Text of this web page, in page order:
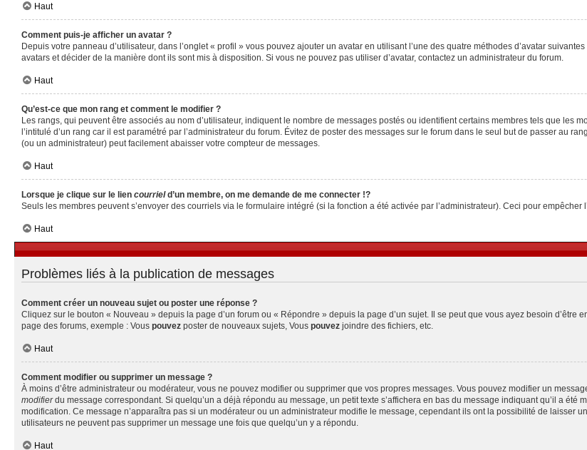
Haut
Comment puis-je afficher un avatar ?
Depuis votre panneau d’utilisateur, dans l’onglet « profil » vous pouvez ajouter un avatar en utilisant l’une des quatre méthodes d’avatar
avatars et décider de la manière dont ils sont mis à disposition. Si vous ne pouvez pas utiliser d’avatar, contactez un administrateur du forum.
Haut
Qu’est-ce que mon rang et comment le modifier ?
Les rangs, qui peuvent être associés au nom d’utilisateur, indiquent le nombre de messages postés ou identifient certains membres tels que les
l’intitulé d’un rang car il est paramétré par l’administrateur du forum. Évitez de poster des messages sur le forum dans le seul but de passer au
(ou un administrateur) peut facilement abaisser votre compteur de messages.
Haut
Lorsque je clique sur le lien courrield’un membre, on me demande de me connecter !?
Seuls les membres peuvent s’envoyer des courriels via le formulaire intégré (si la fonction a été activée par l’administrateur). Ceci pour
Haut
Problèmes liés à la publication de messages
Comment créer un nouveau sujet ou poster une réponse ?
Cliquez sur le bouton « Nouveau » depuis la page d’un forum ou « Répondre » depuis la page d’un sujet. Il se peut que vous ayez besoin
page des forums, exemple : Vous pouvez poster de nouveaux sujets, Vous pouvez joindre des fichiers, etc.
Haut
Comment modifier ou supprimer un message ?
À moins d’être administrateur ou modérateur, vous ne pouvez modifier ou supprimer que vos propres messages. Vous pouvez modifier un
modifierdu message correspondant. Si quelqu’un a déjà répondu au message, un petit texte s’affichera en bas du message indiquant qu’il a été
modification. Ce message n’apparaîtra pas si un modérateur ou un administrateur modifie le message, cependant ils ont la possibilité de laisser
utilisateurs ne peuvent pas supprimer un message une fois que quelqu’un y a répondu.
Haut